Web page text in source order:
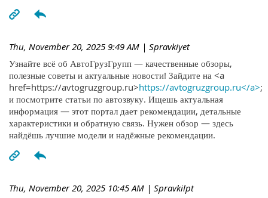
Thu, November 20, 2025 9:49 AM | Spravkiyet
Узнайте всё об АвтоГрузГрупп — качественные обзоры,
полезные советы и актуальные новости! Зайдите на <a
href=https://avtogruzgroup.ru>https://avtogruzgroup.ru</a>;
и посмотрите статьи по автозвуку. Ищешь актуальная
информация — этот портал дает рекомендации, детальные
характеристики и обратную связь. Нужен обзор — здесь
найдёшь лучшие модели и надёжные рекомендации.
Thu, November 20, 2025 10:45 AM | Spravkilpt